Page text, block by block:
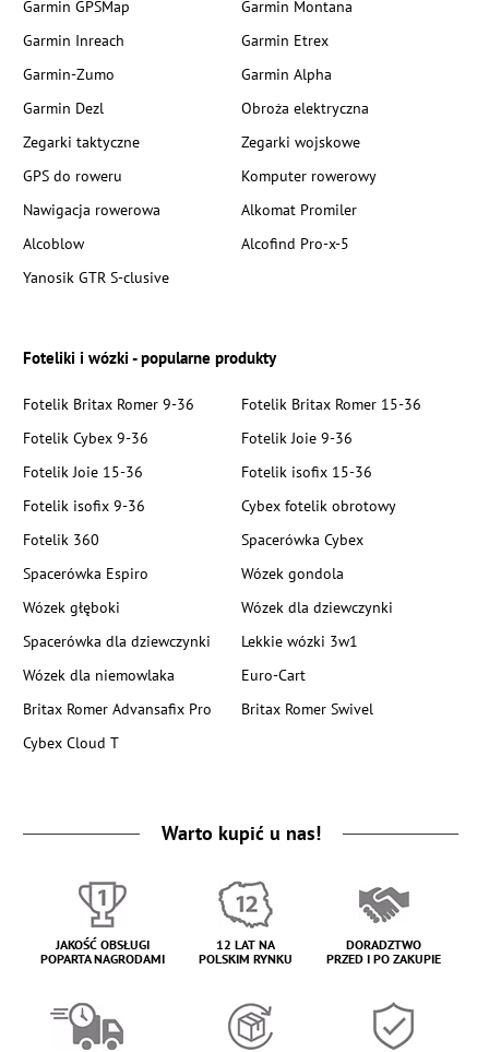
Garmin GPSMap
Garmin Montana
Garmin Inreach
Garmin Etrex
Garmin-Zumo
Garmin Alpha
Garmin Dezl
Obroża elektryczna
Zegarki taktyczne
Zegarki wojskowe
GPS do roweru
Komputer rowerowy
Nawigacja rowerowa
Alkomat Promiler
Alcoblow
Alcofind Pro-x-5
Yanosik GTR S-clusive
Foteliki i wózki - popularne produkty
Fotelik Britax Romer 9-36
Fotelik Britax Romer 15-36
Fotelik Cybex 9-36
Fotelik Joie 9-36
Fotelik Joie 15-36
Fotelik isofix 15-36
Fotelik isofix 9-36
Cybex fotelik obrotowy
Fotelik 360
Spacerówka Cybex
Spacerówka Espiro
Wózek gondola
Wózek głęboki
Wózek dla dziewczynki
Spacerówka dla dziewczynki
Lekkie wózki 3w1
Wózek dla niemowlaka
Euro-Cart
Britax Romer Advansafix Pro
Britax Romer Swivel
Cybex Cloud T
Warto kupić u nas!
JAKOŚĆ OBSŁUGI
POPARTA NAGRODAMI
12 LAT NA
POLSKIM RYNKU
DORADZTWO
PRZED I PO ZAKUPIE